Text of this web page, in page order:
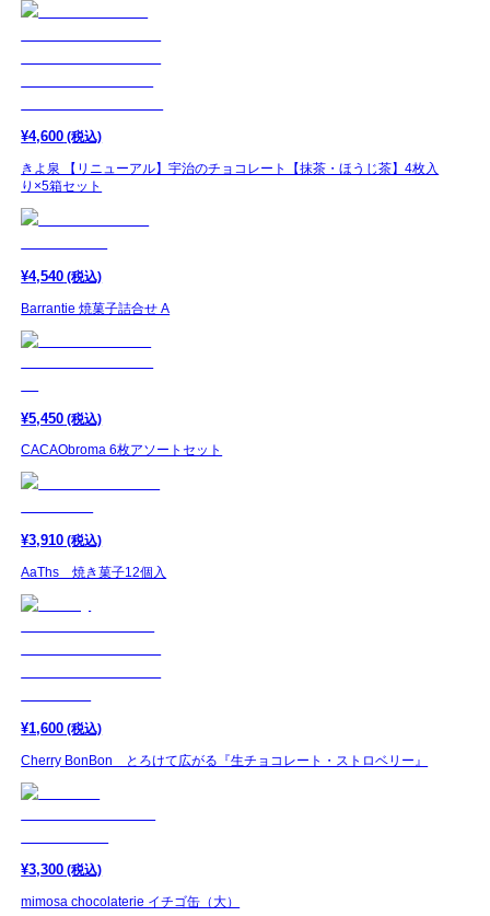
¥4,600 (税込)
きよ泉 【リニューアル】宇治のチョコレート【抹茶・ほうじ茶】4枚入
り×5箱セット
¥4,540 (税込)
Barrantie 焼菓子詰合せ A
¥5,450 (税込)
CACAObroma 6枚アソートセット
¥3,910 (税込)
AaThs 焼き菓子12個入
¥1,600 (税込)
Cherry BonBon とろけて広がる『生チョコレート・ストロベリー』
¥3,300 (税込)
mimosa chocolaterie イチゴ缶（大）